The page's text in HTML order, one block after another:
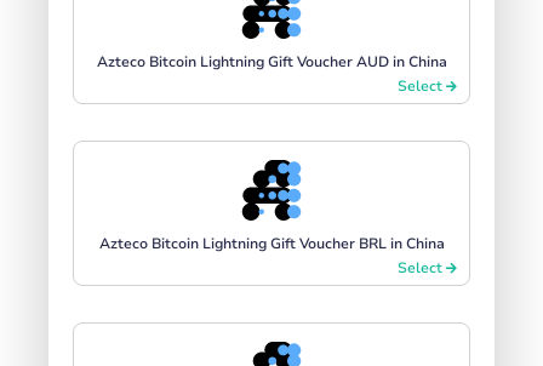
Azteco Bitcoin Lightning Gift Voucher AUD in China
Select
Azteco Bitcoin Lightning Gift Voucher BRL in China
Select